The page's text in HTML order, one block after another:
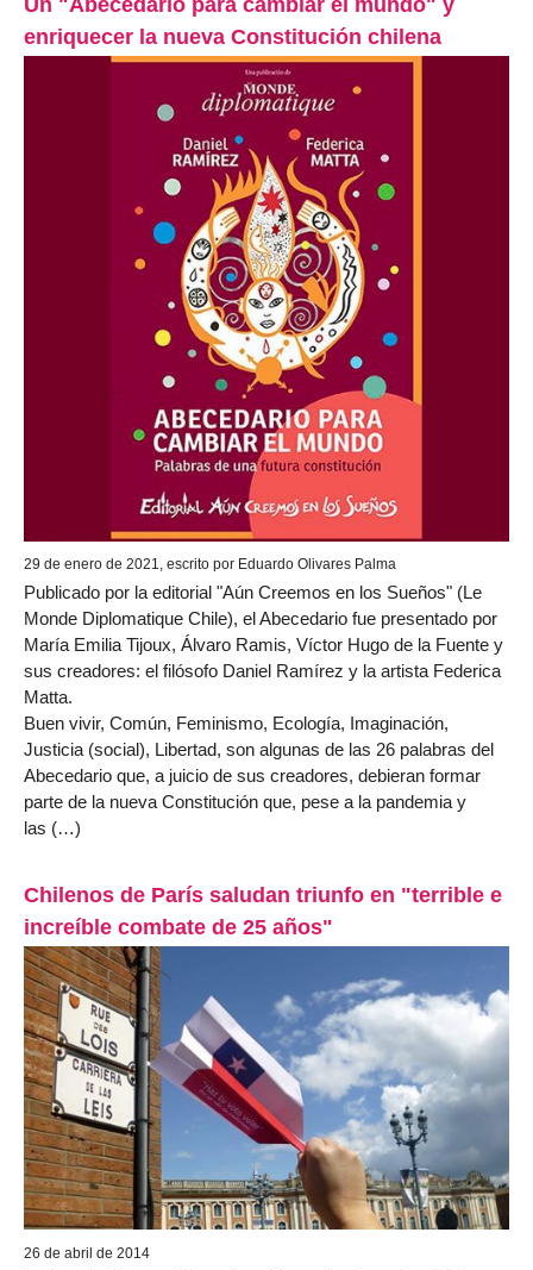
enriquecer la nueva Constitución chilena
29 de enero de 2021, escrito por Eduardo Olivares Palma
Publicado por la editorial "Aún Creemos en los Sueños" (Le
Monde Diplomatique Chile), el Abecedario fue presentado por
María Emilia Tijoux, Álvaro Ramis, Víctor Hugo de la Fuente y
sus creadores: el filósofo Daniel Ramírez y la artista Federica
Matta.
Buen vivir, Común, Feminismo, Ecología, Imaginación,
Justicia (social), Libertad, son algunas de las 26 palabras del
Abecedario que, a juicio de sus creadores, debieran formar
parte de la nueva Constitución que, pese a la pandemia y
las (…)
Chilenos de París saludan triunfo en "terrible e
increíble combate de 25 años"
26 de abril de 2014